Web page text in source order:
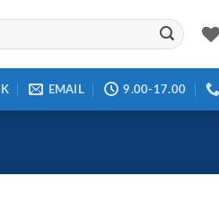
EMAIL 9.00-17.00